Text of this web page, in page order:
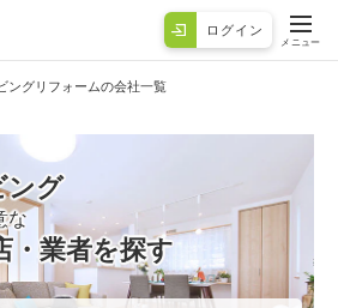
ログイン
メニュー
ングリフォームの会社一覧
ング
な
・業者を探す